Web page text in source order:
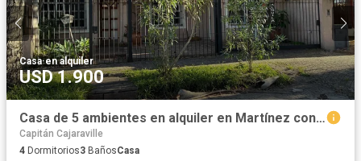
Casa·en alquiler
USD 1.900
Casa de 5 ambientes en alquiler en Martínez con jardín, pileta y quincho
Capitán Cajaraville
4 Dormitorios3 BañosCasa